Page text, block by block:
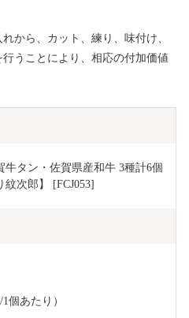
から、カット、練り、味付け、
うことにより、相応の付加価値
牛タン・佐賀県産和牛 3種計6個
次郎】 [FCJ053]
個あたり）